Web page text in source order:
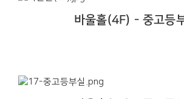
바울홀(4F) - 중고등